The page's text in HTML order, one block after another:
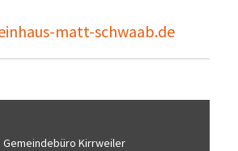
matt-schwaab.de
Gemeindebüro Kirrweiler